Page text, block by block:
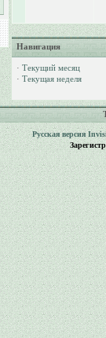
Навигация
· Текущий месяц
· Текущая неделя
Русская версия